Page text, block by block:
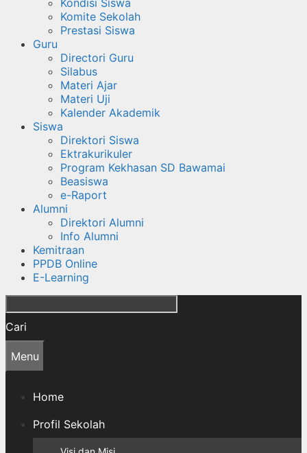
Kondisi Siswa
Komite Sekolah
Prestasi Siswa
Guru
Directori Guru
Silabus
Materi Ajar
Materi Uji
Kalender Akademik
Siswa
Direktori Siswa
Ektrakurikuler
Program Kekhasan SD Bawamai
Beasiswa
e-Raport
Alumni
Direktori Alumni
Info Alumni
Kemitraan
PPDB Online
E-Learning
Cari
Menu
Home
Profil Sekolah